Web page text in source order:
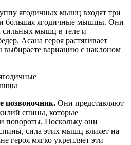
ягодичных мышц входят три
большая ягодичные мышцы. Они
сильных мышц в теле и
Асана героя растягивает
выбираете вариацию с наклоном
Они представляют
спины, которые
повороты. Поскольку они
сила этих мышц влияет на
героя мягко укрепляет эти